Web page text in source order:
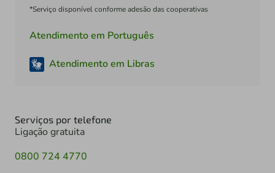
*Serviço disponível conforme adesão das cooperativas
Atendimento em Português
Atendimento em Libras
Serviços por telefone
Ligação gratuita
0800 724 4770